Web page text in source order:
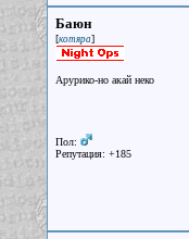
Баюн
[котяра]
Арурико-но акай неко
Пол:
Репутация: +185